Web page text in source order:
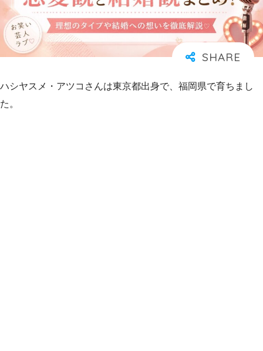
ハシヤスメ・アツコさんは東京都出身で、福岡県で育ちまし
た。